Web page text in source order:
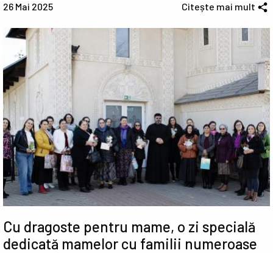
26 Mai 2025 Citește mai mult
Cu dragoste pentru mame, o zi specială
dedicată mamelor cu familii numeroase